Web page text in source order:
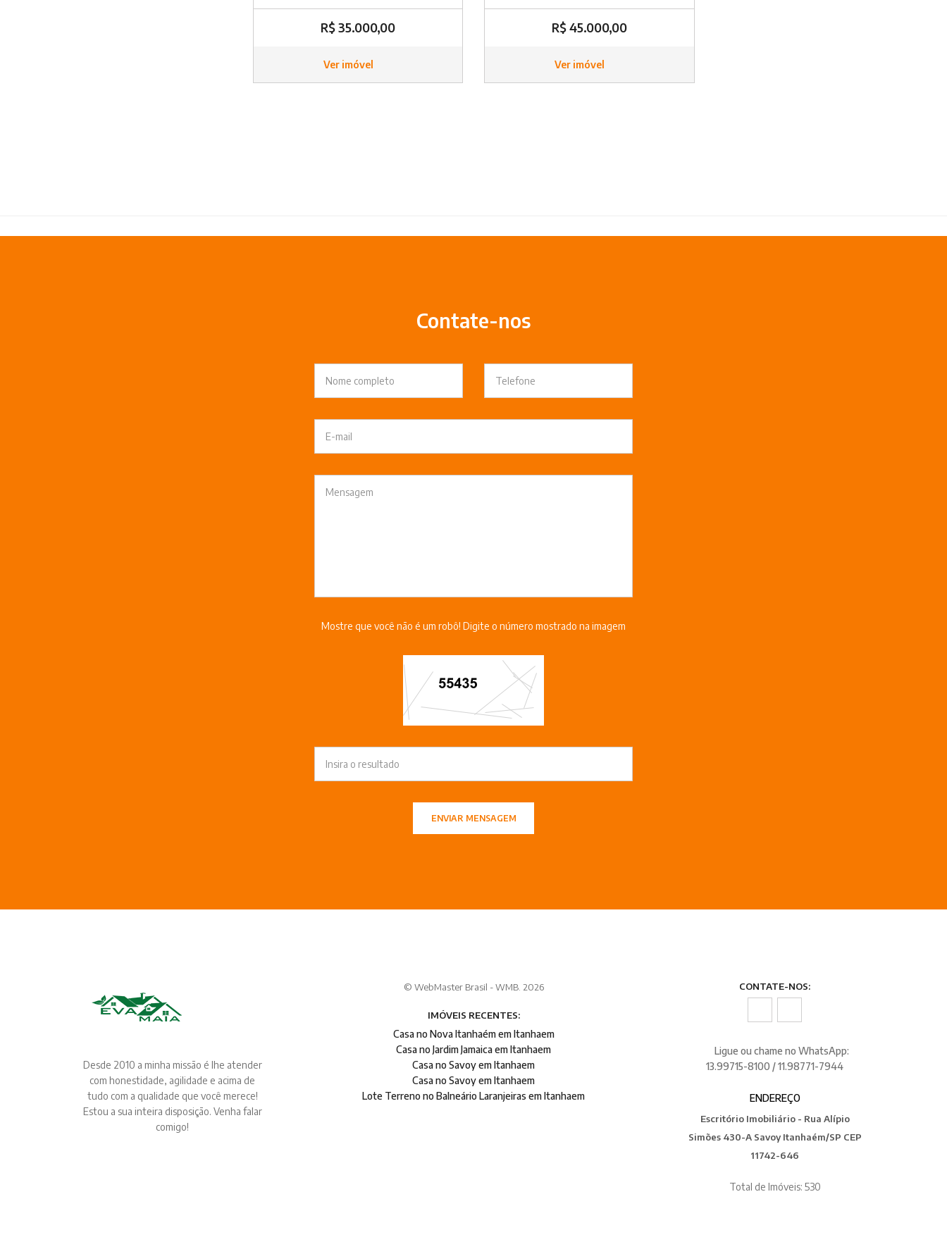
R$ 35.000,00
Ver imóvel
R$ 45.000,00
Ver imóvel
Contate-nos
Mostre que você não é um robô! Digite o número mostrado na imagem
ENVIAR MENSAGEM
Desde 2010 a minha missão é lhe atender
com honestidade, agilidade e acima de
tudo com a qualidade que você merece!
Estou a sua inteira disposição. Venha falar
comigo!
© WebMaster Brasil - WMB. 2026
IMÓVEIS RECENTES:
Casa no Nova Itanhaém em Itanhaem
Casa no Jardim Jamaica em Itanhaem
Casa no Savoy em Itanhaem
Casa no Savoy em Itanhaem
Lote Terreno no Balneário Laranjeiras em Itanhaem
CONTATE-NOS:
Ligue ou chame no WhatsApp:
13.99715-8100 / 11.98771-7944
ENDEREÇO
Escritório Imobiliário - Rua Alípio
Simões 430-A Savoy Itanhaém/SP CEP
11742-646
Total de Imóveis: 530